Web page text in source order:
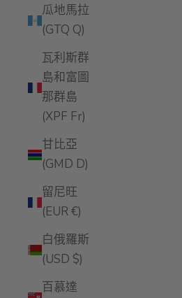
瓜地馬拉
(GTQ Q)
瓦利斯群
島和富圖
那群島
(XPF Fr)
甘比亞
(GMD D)
留尼旺
(EUR €)
白俄羅斯
(USD $)
百慕達